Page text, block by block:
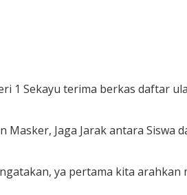
1 Sekayu terima berkas daftar
Jaga Jarak antara Siswa
ya pertama kita